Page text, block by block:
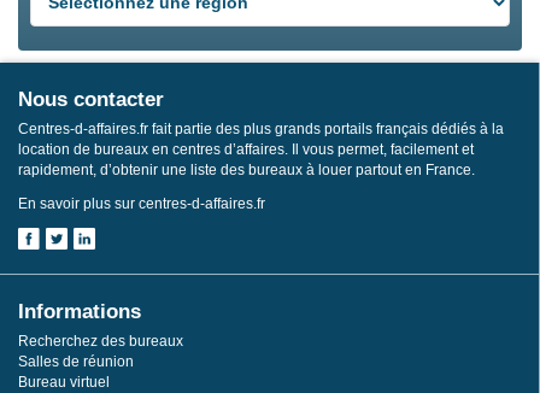
Nous contacter
Centres-d-affaires.fr fait partie des plus grands portails français dédiés à la
location de bureaux en centres d’affaires. Il vous permet, facilement et
rapidement, d’obtenir une liste des bureaux à louer partout en France.
En savoir plus sur centres-d-affaires.fr
Informations
Recherchez des bureaux
Salles de réunion
Bureau virtuel